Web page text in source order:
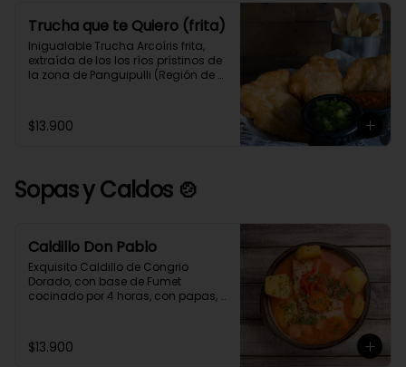
Trucha que te Quiero (frita)
Inigualable Trucha Arcoíris frita,
extraída de los los ríos prístinos de
la zona de Panguipulli (Región de
$13.900
Sopas y Caldos 🍲
Caldillo Don Pablo
Exquisito Caldillo de Congrio
Dorado, con base de Fumet
cocinado por 4 horas, con papas,
gustaba a nuestro gran poeta
Pablo Neruda.
$13.900